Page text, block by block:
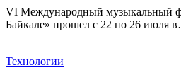
VI Международный музыкальный
Байкале» прошел с 22 по 26 июля
Технологии